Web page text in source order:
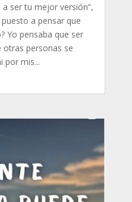
a ser tu mejor versión”,
a pensar que
Yo pensaba que ser
personas se
por mis...